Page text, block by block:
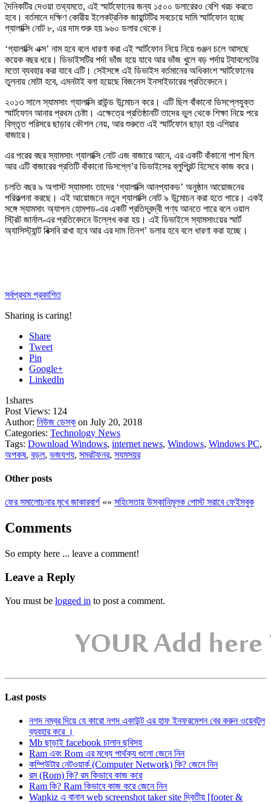
দৈনিকটির দেওয়া তথ্যমতে, এই স্মার্টফোনের জন্য ১৫০০ ডলারেরও বেশি খরচ করতে
হবে। বর্তমানে দক্ষিণ কোরীয় ইলেকট্রনিক জায়ান্টটির সবচেয়ে দামি স্মার্টফোন হচ্ছে
গ্যালাক্সি নোট ৮, এর দাম শুরু হয় ৯৬০ ডলার থেকে।
‘গ্যালাক্সি এক্স’ নাম হবে বলে ধারণা করা এই স্মার্টফোন নিয়ে নিয়ে গুঞ্জন চলে আসছে
কয়েক বছর ধরে। ডিভাইসটির পর্দা ভাঁজ হয়ে যাবে আর ভাঁজ খুলে বড় পর্দায় ট্যাবলেটের
মতো ব্যবহার করা যাবে এটি। সেইসঙ্গে এই ডিভাইস বর্তমানের অধিকাংশ স্মার্টফোনের
তুলনায় মোটা হবে, এমনটাই বলা হয়েছে বিজনেস ইনসাইডারের প্রতিবেদনে।
২০১৩ সালে স্যামসাং গ্যালাক্সি রাউন্ড উন্মোচন করে। এটি ছিল বাঁকানো ডিসপ্লেযুক্ত
স্মার্টফোন আনার প্রথম চেষ্টা। এক্ষেত্রে প্রতিষ্ঠানটি তাদের ভুল থেকে শিক্ষা নিয়ে পরে
বিস্তৃত পরিসরে ছাড়ার কৌশল নেয়, আর শুরুতে এই স্মার্টফোন ছাড়া হয় এশিয়ার
বাজারে।
এর পরের বছর স্যামসাং গ্যালাক্সি নোট এজ বাজারে আনে, এর একটি বাঁকানো পাশ ছিল
আর এটি বাজারের প্রতিটি বাঁকানো ডিসপ্লে’র ডিভাইসের ব্লুপ্রিন্ট হিসেবে কাজ করে।
চলতি বছর ৯ অগাস্ট স্যামসাং তাদের ‘গ্যালাক্সি আনপ্যাকড’ অনুষ্ঠান আয়োজনের
পরিকল্পনা করছে। এই আয়োজনে নতুন গ্যালাক্সি নোট ৯ উন্মোচন করা হতে পারে। একই
সঙ্গে স্যামসাং অ্যাপল হোমপড-এর একটি প্রতিদ্বন্দ্বী পণ্য আনতে পারে বলে ওয়াল
স্ট্রিট জার্নাল-এর প্রতিবেদনে উল্লেখ করা হয়। এই ডিভাইসে স্যামসাংয়ের স্মার্ট
অ্যাসিস্ট্যান্ট বিক্সবি রাখা হবে আর এর দাম তিনশ’ ডলার হবে বলে ধারণা করা হচ্ছে।
সর্বপ্রথম প্রকাশিত
Sharing is caring!
Share
Tweet
Pin
Google+
LinkedIn
1shares
Post Views: 124
Author: নিউজ ডেস্ক on July 20, 2018
Categories: Technology News
Tags: Download Windows, internet news, Windows, Windows PC,
অপকষ, বড়ল, ভজযগয, সমরটফনর, সযমসয়র
Other posts
ফের সমালোচনার মুখে জাকারবার্গ «» সহিংসতায় উস্কানিমূলক পোস্ট সরাবে ফেইসবুক
Comments
So empty here ... leave a comment!
Leave a Reply
You must be logged in to post a comment.
Last posts
নগদ নম্বর দিয়ে যে কারো নগদ একাউন্ট এর হাফ ইনফরমেশন বের করুন ওয়েবটুল
ব্যবহার করে ।
Mb ছাড়াই facebook চালান ছবিসহ
Ram এবং Rom এর মধ্যে পার্থক্য গুলো জেনে নিন
কম্পিউটার নেটওয়ার্ক (Computer Network) কি? জেনে নিন
রম (Rom) কি? রম কিভাবে কাজ করে
Ram কি? Ram কিভাবে কাজ করে জেনে নিন
Wapkiz এ বানান web screenshot taker site দ্বিতীয় [footer &